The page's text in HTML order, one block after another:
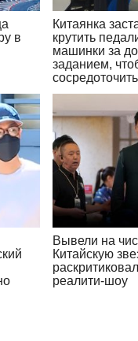
в
Китаянка
крутить
машинки за
заданием,
Вывели на
Китайскую
реалити-шоу